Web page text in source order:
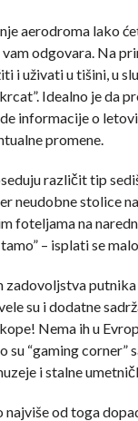
aerodroma lako
odgovara. Na
i uživati u tišini, u
Idealno je da
informacije o
promene.
različit tip
neudobne stolice
foteljama na
– isplati se
zadovoljstva
su i dodatne
Nema ih u
su “gaming corner”
i stalne
najviše od toga